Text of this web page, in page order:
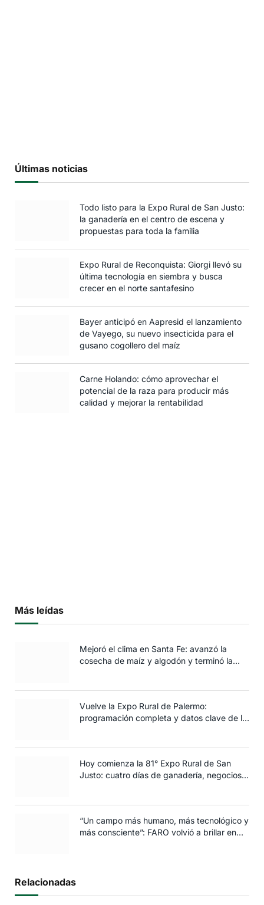
Últimas noticias
Todo listo para la Expo Rural de San Justo:
la ganadería en el centro de escena y
propuestas para toda la familia
Expo Rural de Reconquista: Giorgi llevó su
última tecnología en siembra y busca
crecer en el norte santafesino
Bayer anticipó en Aapresid el lanzamiento
de Vayego, su nuevo insecticida para el
gusano cogollero del maíz
Carne Holando: cómo aprovechar el
potencial de la raza para producir más
calidad y mejorar la rentabilidad
Más leídas
Mejoró el clima en Santa Fe: avanzó la
cosecha de maíz y algodón y terminó la
Vuelve la Expo Rural de Palermo:
programación completa y datos clave de la
Hoy comienza la 81° Expo Rural de San
Justo: cuatro días de ganadería, negocios y
“Un campo más humano, más tecnológico y
más consciente”: FARO volvió a brillar en
Relacionadas